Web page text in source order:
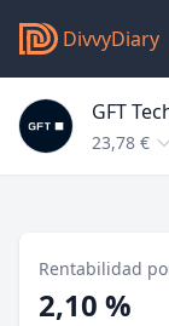
DivvyDiary
GFT
23,78 €
Rentabilidad
2,10 %